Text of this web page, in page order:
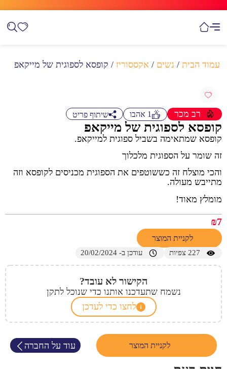
עמוד הבית / נשים / אקססוריז / קופסא לספוגית של מייקאפ
רב מכר 1 אהבו שיתוף פריט
קופסא לספוגית של מייקאפ
קופסא שמתאימה בשביל ספוגית למייקאפ.
זה שומר על הספוגית מלכלוך
והכי מוצלח זה כששוטפים את הספוגית מכניסים לקופסא וזה
מתייבש מעולה.
מומלץ מאוד!
₪7
לקניית המוצר
227 צפיות עודכן ב- 20/02/2024
הקישור לא עובד?
נשמח שתעדכנו אותנו כדי שנוכל לתקן
לחצו כדי לעדכן
לקניית המוצר עוד על החברה